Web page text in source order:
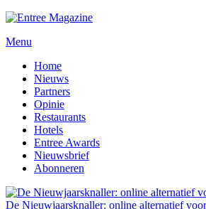
Menu
Home
Nieuws
Partners
Opinie
Restaurants
Hotels
Entree Awards
Nieuwsbrief
Abonneren
De Nieuwjaarsknaller: online alternatief